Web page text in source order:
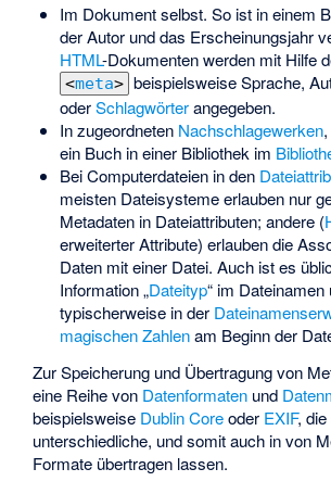
Im Dokument selbst. So ist in einem
der Autor und das Erscheinungsjahr
HTML-Dokumenten werden mit Hilfe
<meta> beispielsweise Sprache,
oderSchlagwörterangegeben.
In zugeordneten Nachschlagewerken,
ein Buch in einer Bibliothek im
Bei Computerdateien in den
meisten Dateisysteme erlauben nur
Metadaten in Dateiattributen; andere (
erweiterter Attribute) erlauben die
Daten mit einer Datei. Auch ist es
Information „Dateityp“ im
typischerweise in der
magischen Zahlenam Beginn der
Zur Speicherung und Übertragung von
eine Reihe von Datenformaten und
beispielsweise Dublin Coreoder EXIF,
unterschiedliche, und somit auch in von
Formate übertragen lassen.